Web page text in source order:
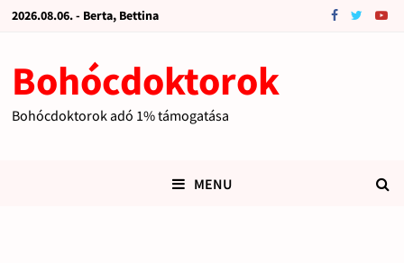
2026.08.06. - Berta, Bettina
Bohócdoktorok
Bohócdoktorok adó 1% támogatása
MENU